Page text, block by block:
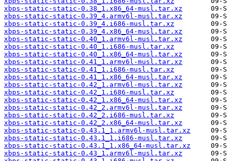
xbps-static-static-0.38_1.x86_64-musl.tar.xz
xbps-static-static-0.39_4.armv6l-musl.tar.xz
xbps-static-static-0.39_4.i686-musl.tar.xz
xbps-static-static-0.39_4.x86_64-musl.tar.xz
xbps-static-static-0.40_1.armv6l-musl.tar.xz
xbps-static-static-0.40_1.i686-musl.tar.xz
xbps-static-static-0.40_1.x86_64-musl.tar.xz
xbps-static-static-0.41_1.armv6l-musl.tar.xz
xbps-static-static-0.41_1.i686-musl.tar.xz
xbps-static-static-0.41_1.x86_64-musl.tar.xz
xbps-static-static-0.42_1.armv6l-musl.tar.xz
xbps-static-static-0.42_1.i686-musl.tar.xz
xbps-static-static-0.42_1.x86_64-musl.tar.xz
xbps-static-static-0.42_2.armv6l-musl.tar.xz
xbps-static-static-0.42_2.i686-musl.tar.xz
xbps-static-static-0.42_2.x86_64-musl.tar.xz
xbps-static-static-0.43.1_1.armv6l-musl.tar.xz
xbps-static-static-0.43.1_1.i686-musl.tar.xz
xbps-static-static-0.43.1_1.x86_64-musl.tar.xz
xbps-static-static-0.43_1.armv6l-musl.tar.xz